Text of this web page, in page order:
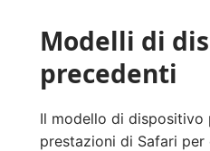
Modelli di
precedenti
Il modello di dispositivo
prestazioni di Safari